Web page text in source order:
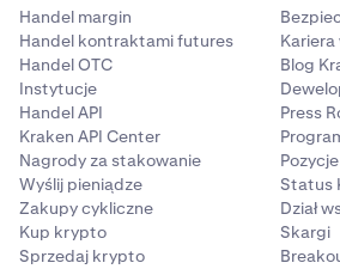
Handel margin
Handel kontraktami futures
Handel OTC
Instytucje
Handel API
Kraken API Center
Nagrody za stakowanie
Wyślij pieniądze
Zakupy cykliczne
Kup krypto
Sprzedaj krypto
Blog
Press
Status
Dział
Skargi